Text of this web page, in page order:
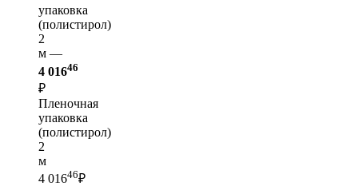
упаковка
(полистирол)
2
м —
4 01646
₽
Пленочная
упаковка
(полистирол)
2
м
4 01646₽